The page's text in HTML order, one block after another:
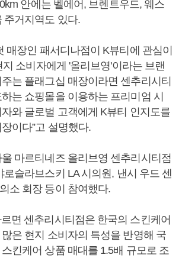
안에는 벨에어, 브렌트우드, 웨스
주거지역도 있다.
매장인 패서디나점이 K뷰티에 관심이
지 소비자에게 '올리브영'이라는 브랜
는 플래그십 매장이라면 센추리시티
는 쇼핑몰을 이용하는 프리미엄 시
와 글로벌 고객에게 K뷰티 인지도를
이다”고 설명했다.
마르티네즈 올리브영 센추리시티점
로슬라브스키 LA 시의원, 낸시 우드 센
소 회장 등이 참여했다.
면 센추리시티점은 한국의 스킨케어
은 현지 소비자의 특성을 반영해 국
킨케어 상품 매대를 1.5배 규모로 조